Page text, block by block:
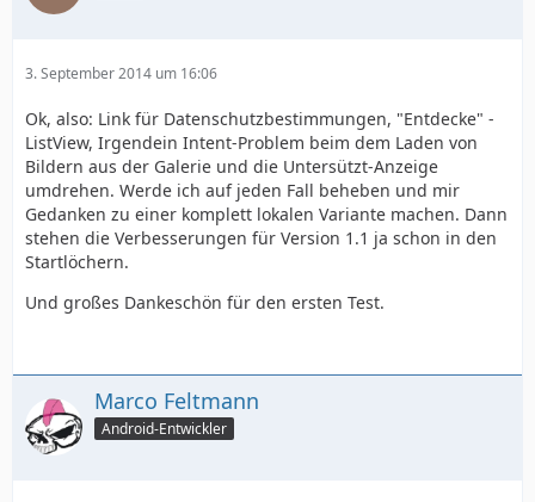
3. September 2014 um 16:06
Ok, also: Link für Datenschutzbestimmungen, "Entdecke" -
ListView, Irgendein Intent-Problem beim dem Laden von
Bildern aus der Galerie und die Untersützt-Anzeige
umdrehen. Werde ich auf jeden Fall beheben und mir
Gedanken zu einer komplett lokalen Variante machen. Dann
stehen die Verbesserungen für Version 1.1 ja schon in den
Startlöchern.
Und großes Dankeschön für den ersten Test.
Marco Feltmann
Android-Entwickler